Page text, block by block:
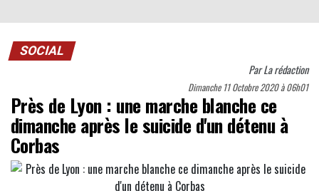
SOCIAL
ParLa rédaction
Dimanche 11 Octobre 2020 à 06h01
Près de Lyon : une marche blanche ce
dimanche après le suicide d'un détenu à
Corbas